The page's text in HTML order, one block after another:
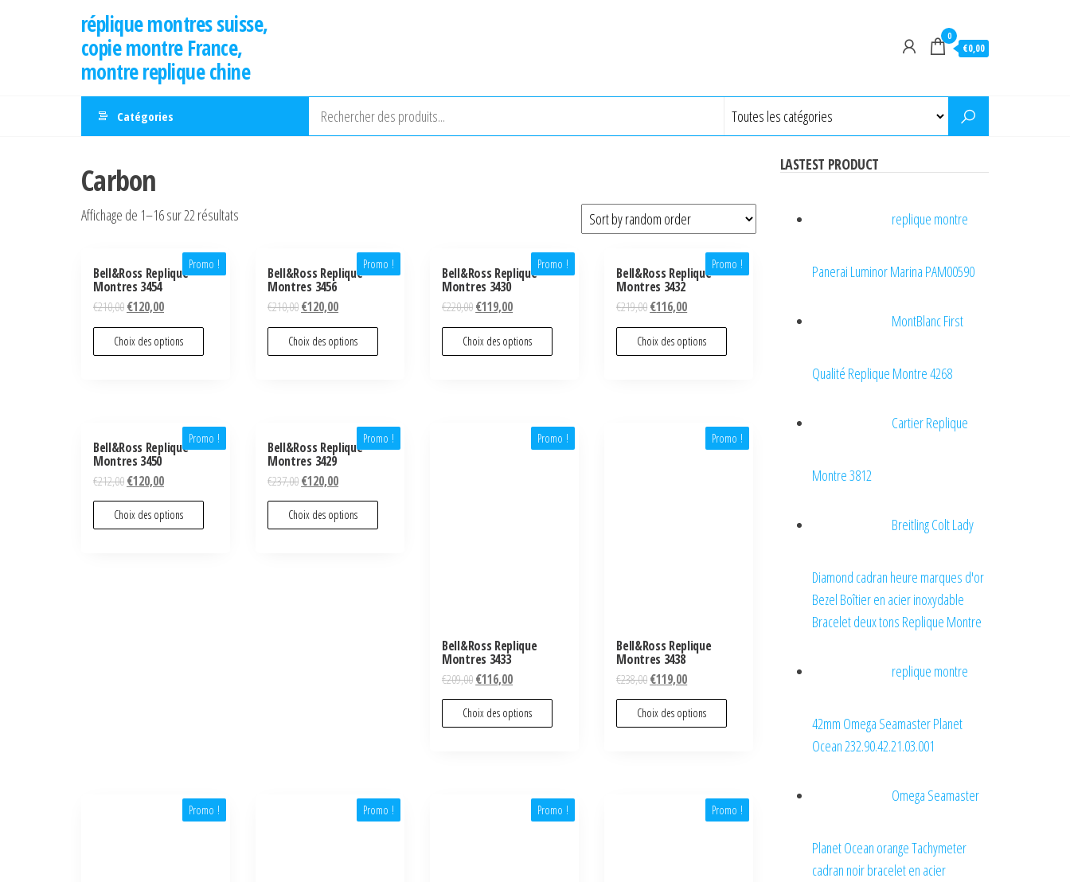
réplique montres suisse,
copie montre France,
montre replique chine
0
€0,00
Catégories
Carbon
Affichage de 1–16 sur 22 résultats
Promo !
Bell&Ross Replique
Montres 3454
€210,00€120,00
Choix des options
Promo !
Bell&Ross Replique
Montres 3456
€210,00€120,00
Choix des options
Promo !
Bell&Ross Replique
Montres 3430
€220,00€119,00
Choix des options
Promo !
Bell&Ross Replique
Montres 3432
€219,00€116,00
Choix des options
Promo !
Bell&Ross Replique
Montres 3450
€212,00€120,00
Choix des options
Promo !
Bell&Ross Replique
Montres 3429
€237,00€120,00
Choix des options
Promo !
Bell&Ross Replique
Montres 3433
€209,00€116,00
Choix des options
Promo !
Bell&Ross Replique
Montres 3438
€238,00€119,00
Choix des options
Promo ! Promo ! Promo ! Promo !
LASTEST PRODUCT
replique montre
Panerai Luminor Marina PAM00590
MontBlanc First
Qualité Replique Montre 4268
Cartier Replique
Montre 3812
Breitling Colt Lady
Diamond cadran heure marques d'or
Bezel Boîtier en acier inoxydable
Bracelet deux tons Replique Montre
replique montre
42mm Omega Seamaster Planet
Ocean 232.90.42.21.03.001
Omega Seamaster
Planet Ocean orange Tachymeter
cadran noir bracelet en acier